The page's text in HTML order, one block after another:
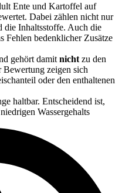
Ente und Kartoffel auf
Dabei zählen nicht nur
die Inhaltsstoffe. Auch die
Fehlen bedenklicher Zusätze
gehört damit nicht zu den
Bewertung zeigen sich
oder den enthaltenen
haltbar. Entscheidend ist,
Wassergehalts